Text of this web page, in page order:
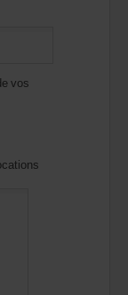
vos